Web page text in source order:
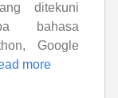
ditekuni
bahasa
Google
more